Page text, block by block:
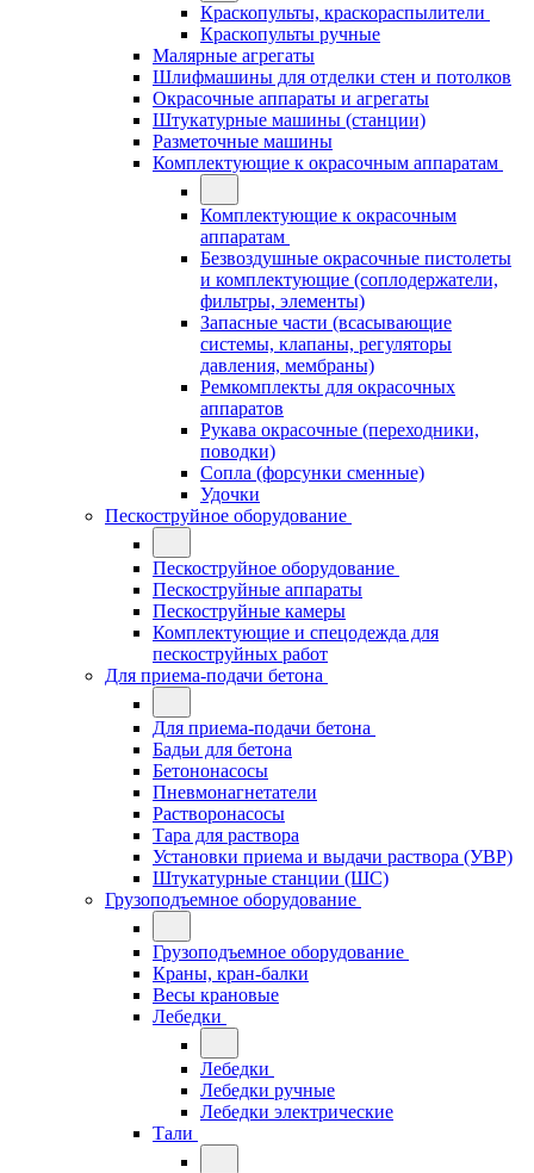
Краскопульты, краскораспылители
Краскопульты ручные
Малярные агрегаты
Шлифмашины для отделки стен и потолков
Окрасочные аппараты и агрегаты
Штукатурные машины (станции)
Разметочные машины
Комплектующие к окрасочным аппаратам
Комплектующие к окрасочным
аппаратам
Безвоздушные окрасочные пистолеты
и комплектующие (соплодержатели,
фильтры, элементы)
Запасные части (всасывающие
системы, клапаны, регуляторы
давления, мембраны)
Ремкомплекты для окрасочных
аппаратов
Рукава окрасочные (переходники,
поводки)
Сопла (форсунки сменные)
Удочки
Пескоструйное оборудование
Пескоструйное оборудование
Пескоструйные аппараты
Пескоструйные камеры
Комплектующие и спецодежда для
пескоструйных работ
Для приема-подачи бетона
Для приема-подачи бетона
Бадьи для бетона
Бетононасосы
Пневмонагнетатели
Растворонасосы
Тара для раствора
Установки приема и выдачи раствора (УВР)
Штукатурные станции (ШС)
Грузоподъемное оборудование
Грузоподъемное оборудование
Краны, кран-балки
Весы крановые
Лебедки
Лебедки
Лебедки ручные
Лебедки электрические
Тали